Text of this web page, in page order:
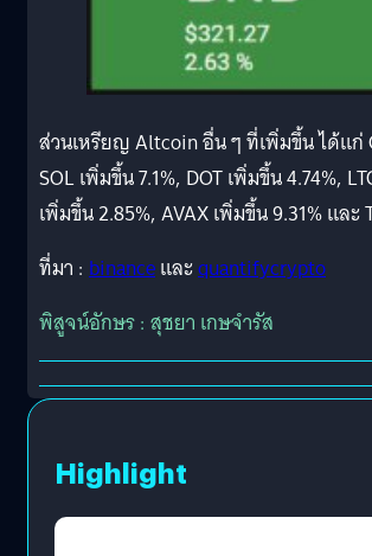
ส่วนเหรียญ Altcoin อื่น ๆ ที่เพิ่มขึ้น ได้แก่
SOL เพิ่มขึ้น 7.1%, DOT เพิ่มขึ้น 4.74%,
เพิ่มขึ้น 2.85%, AVAX เพิ่มขึ้น 9.31% และ
ที่มา : binanceและquantifycrypto
พิสูจน์อักษร : สุชยา เกษจำรัส
Highlight